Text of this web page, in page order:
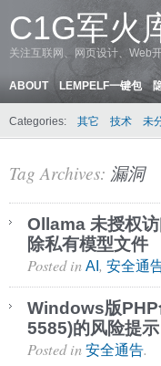
C1G军火
关注互联网、网页设计、Web
ABOUT LEMPELF一键包
Categories: 其它 技术 未
Tag Archives: 漏洞
Ollama 未授权
除私有模型文件
Posted in AI, 安全通
Windows版PHP
5585)的风险提示
Posted in 安全通告.